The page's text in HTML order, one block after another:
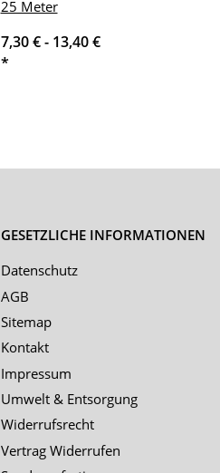
25 Meter
7,30 € - 13,40 €
*
GESETZLICHE INFORMATIONEN
Datenschutz
AGB
Sitemap
Kontakt
Impressum
Umwelt & Entsorgung
Widerrufsrecht
Vertrag Widerrufen